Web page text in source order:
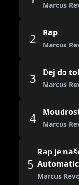
Marcus
2 Rap
Marcus
3 Dej do
Marcus
4 Marcus
5
Rap je
Marcus